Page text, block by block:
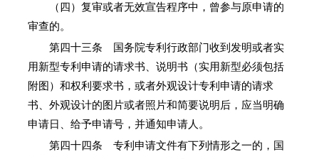
（四）复审或者无效宣告程序中，曾参与原申请的
审查的。
第四十三条 国务院专利行政部门收到发明或者实
用新型专利申请的请求书、说明书（实用新型必须包括
附图）和权利要求书，或者外观设计专利申请的请求
书、外观设计的图片或者照片和简要说明后，应当明确
申请日、给予申请号，并通知申请人。
第四十四条 专利申请文件有下列情形之一的，国